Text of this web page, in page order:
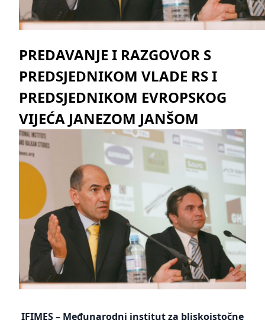
PREDAVANJE I RAZGOVOR S
PREDSJEDNIKOM VLADE RS I
PREDSJEDNIKOM EVROPSKOG
VIJEĆA JANEZOM JANŠOM
IFIMES– Međunarodni institut za bliskoistočne